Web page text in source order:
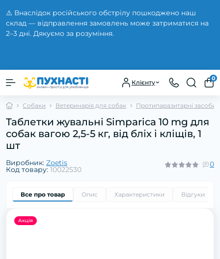
⚠️ Внаслідок російського обстрілу пошкоджено наш
склад — відправлення замовлень може затриматися на
2–3 дні. Дякуємо за розуміння.
Клієнту
0
Собаки Ветеринарія для собак Протипаразитарні засоби
Таблетки жувальні Simparica 10 mg для
собак вагою 2,5-5 кг, від бліх і кліщів, 1
шт
Виробник: Zoetis
Код товару: 10022530
0
Все про товар Опис Характеристики Відгуки
Акція